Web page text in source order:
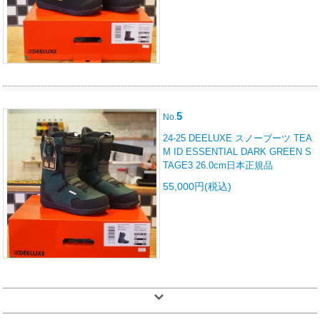
No.5
24-25 DEELUXE スノーブーツ TEA
M ID ESSENTIAL DARK GREEN S
TAGE3 26.0cm日本正規品
55,000円(税込)